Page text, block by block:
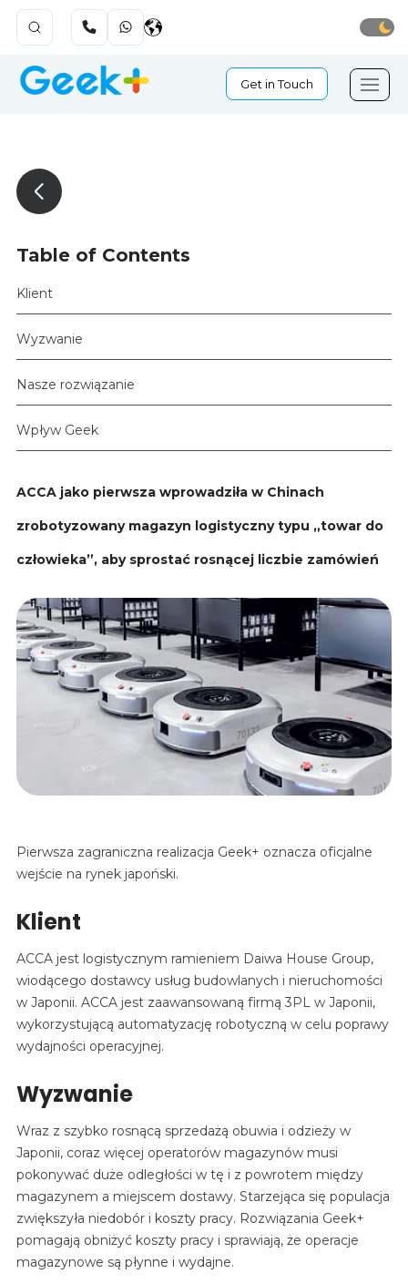
Get in Touch
Table of Contents
Klient
Wyzwanie
Nasze rozwiązanie
Wpływ Geek
ACCA jako pierwsza wprowadziła w Chinach
zrobotyzowany magazyn logistyczny typu „towar do
człowieka”, aby sprostać rosnącej liczbie zamówień
Pierwsza zagraniczna realizacja Geek+ oznacza oficjalne
wejście na rynek japoński.
Klient
ACCA jest logistycznym ramieniem Daiwa House Group,
wiodącego dostawcy usług budowlanych i nieruchomości
w Japonii. ACCA jest zaawansowaną firmą 3PL w Japonii,
wykorzystującą automatyzację robotyczną w celu poprawy
wydajności operacyjnej.
Wyzwanie
Wraz z szybko rosnącą sprzedażą obuwia i odzieży w
Japonii, coraz więcej operatorów magazynów musi
pokonywać duże odległości w tę i z powrotem między
magazynem a miejscem dostawy. Starzejąca się populacja
zwiększyła niedobór i koszty pracy. Rozwiązania Geek+
pomagają obniżyć koszty pracy i sprawiają, że operacje
magazynowe są płynne i wydajne.